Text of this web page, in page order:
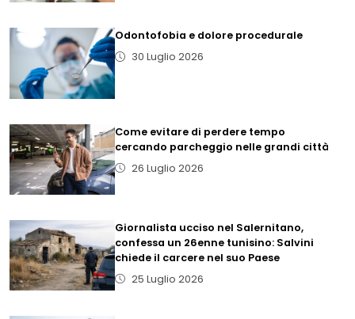
Odontofobia e dolore procedurale
30 Luglio 2026
Come evitare di perdere tempo
cercando parcheggio nelle grandi città
26 Luglio 2026
Giornalista ucciso nel Salernitano,
confessa un 26enne tunisino: Salvini
chiede il carcere nel suo Paese
25 Luglio 2026